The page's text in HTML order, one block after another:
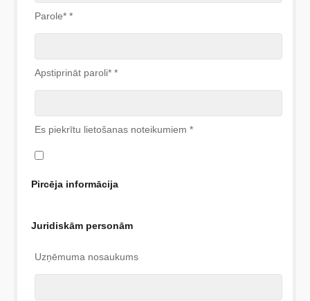
Parole* *
Apstiprināt paroli* *
Es piekrītu lietošanas noteikumiem *
Pircēja informācija
Juridiskām personām
Uzņēmuma nosaukums